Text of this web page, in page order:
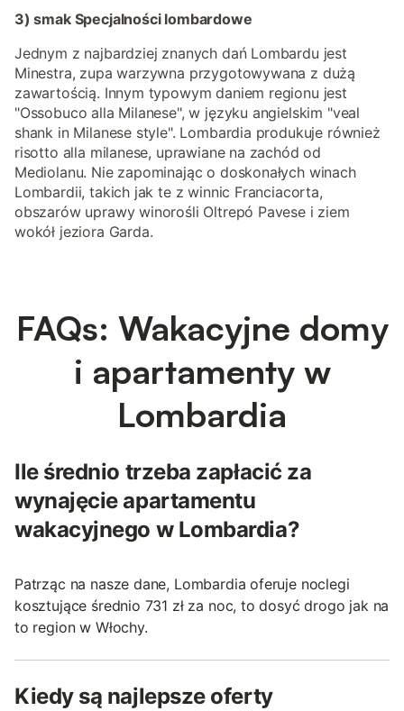
3) smak Specjalności lombardowe
Jednym z najbardziej znanych dań Lombardu jest
Minestra, zupa warzywna przygotowywana z dużą
zawartością. Innym typowym daniem regionu jest
"Ossobuco alla Milanese", w języku angielskim "veal
shank in Milanese style". Lombardia produkuje również
risotto alla milanese, uprawiane na zachód od
Mediolanu. Nie zapominając o doskonałych winach
Lombardii, takich jak te z winnic Franciacorta,
obszarów uprawy winorośli Oltrepó Pavese i ziem
wokół jeziora Garda.
FAQs: Wakacyjne domy
i apartamenty w
Lombardia
Ile średnio trzeba zapłacić za
wynajęcie apartamentu
wakacyjnego w Lombardia?
Patrząc na nasze dane, Lombardia oferuje noclegi
kosztujące średnio 731 zł za noc, to dosyć drogo jak na
to region w Włochy.
Kiedy są najlepsze oferty